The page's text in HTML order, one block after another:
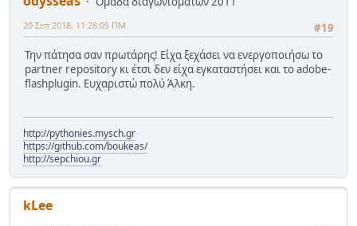
#19
20 Σεπ 2018, 11:28:05 ΠΜ
Την πάτησα σαν πρωτάρης! Είχα ξεχάσει να ενεργοποιήσω το
partner repository κι έτσι δεν είχα εγκαταστήσει και το adobe-
flashplugin. Ευχαριστώ πολύ Άλκη.
http://pythonies.mysch.gr
https://github.com/boukeas/
http://sepchiou.gr
kLee